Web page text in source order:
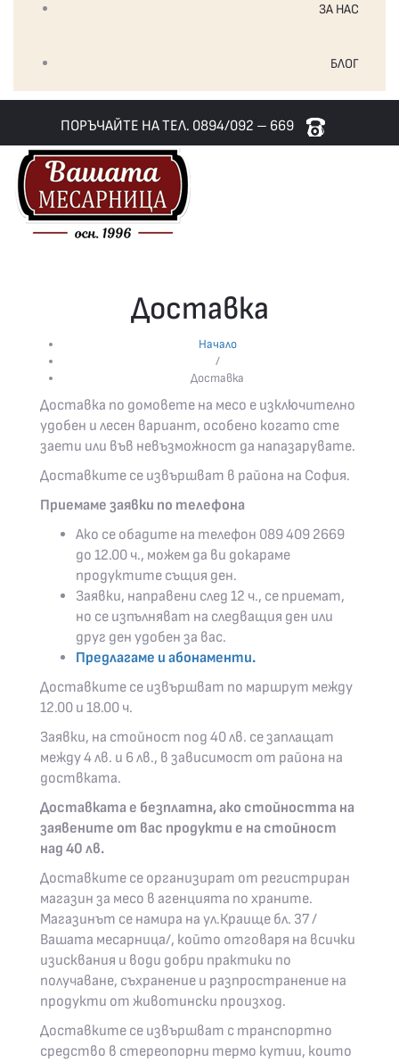
ЗА НАС
БЛОГ
ПОРЪЧАЙТЕ НА ТЕЛ. 0894/092 – 669
Доставка
Начало
/
Доставка
Доставка по домовете на месо е изключително
удобен и лесен вариант, особено когато сте
заети или във невъзможност да напазарувате.
Доставките се извършват в района на София.
Приемаме заявки по телефона
Ако се обадите на телефон 089 409 2669
до 12.00 ч., можем да ви докараме
продуктите същия ден.
Заявки, направени след 12 ч., се приемат,
но се изпълняват на следващия ден или
друг ден удобен за вас.
Предлагаме и абонаменти.
Доставките се извършват по маршрут между
12.00 и 18.00 ч.
Заявки, на стойност под 40 лв. се заплащат
между 4 лв. и 6 лв., в зависимост от района на
доствката.
Доставката е безплатна, ако стойността на
заявените от вас продукти е на стойност
над 40 лв.
Доставките се организират от регистриран
магазин за месо в агенцията по храните.
Магазинът се намира на ул.Краище бл. 37 /
Вашата месарница/, който отговаря на всички
изисквания и води добри практики по
получаване, съхранение и разпространение на
продукти от животински произход.
Доставките се извършват с транспортно
средство в стереопорни термо кутии, които